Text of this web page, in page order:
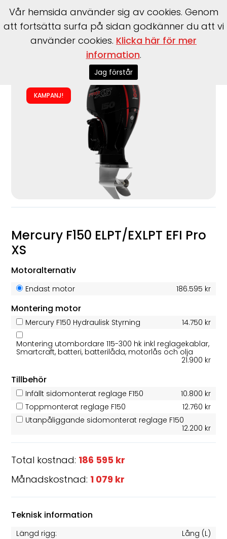
Utombordare >
KAMPANJ!
Mercury F150 ELPT/EXLPT EFI Pro
XS
Motoralternativ
Endast motor 186.595 kr
Montering motor
Mercury F150 Hydraulisk Styrning 14.750 kr
Montering utombordare 115-300 hk inkl reglagekablar,
Smartcraft, batteri, batterilåda, motorlås och olja
21.900 kr
Tillbehör
Infällt sidomonterat reglage F150
10.800 kr
Toppmonterat reglage F150
12.760 kr
Utanpåliggande sidomonterat reglage F150
12.200 kr
Total kostnad: 186 595 kr
Månadskostnad: 1 079 kr
Teknisk information
Längd rigg:
Lång (L)
Vår hemsida använder sig av cookies. Genom
att fortsätta surfa på sidan godkänner du att vi
använder cookies. Klicka här för mer
information.
Jag förstår